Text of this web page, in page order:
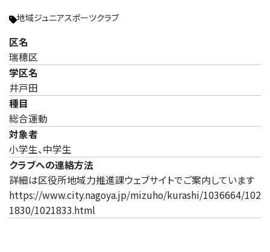
地域ジュニアスポーツクラブ
区名
瑞穂区
学区名
井戸田
種目
総合運動
対象者
小学生、中学生
クラブへの連絡方法
詳細は区役所地域力推進課ウェブサイトでご案内しています
https://www.city.nagoya.jp/mizuho/kurashi/1036664/102
1830/1021833.html